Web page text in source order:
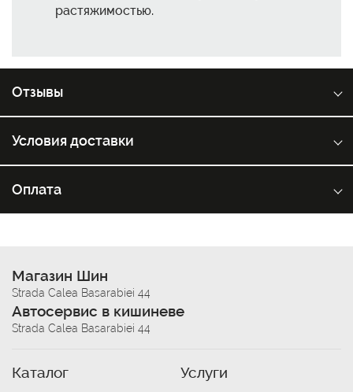
растяжимостью.
Отзывы
Условия доставки
Оплата
Магазин Шин
Strada Calea Basarabiei 44
Автосервис в кишиневе
Strada Calea Basarabiei 44
Каталог Услуги